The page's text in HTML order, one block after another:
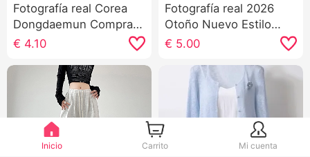
Fotografía real Corea
Dongdaemun Compras
de alquiler Otoño Estilo
Elegante Versión ligera
Cárdigan Tirantes
Vestido Conjunto de
dos piezas
€ 4.10
Fotografía real 2026
Otoño Nuevo Estilo
coreano Holgado
colegial Volante Manga
Larga Camisa Top
Mujer
€ 5.00
Inicio Carrito Mi cuenta